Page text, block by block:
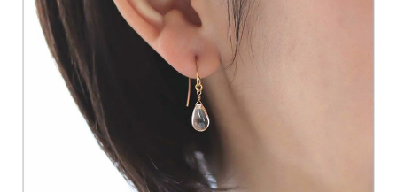
SNS 時々更新中です。
フォローしてみてください。